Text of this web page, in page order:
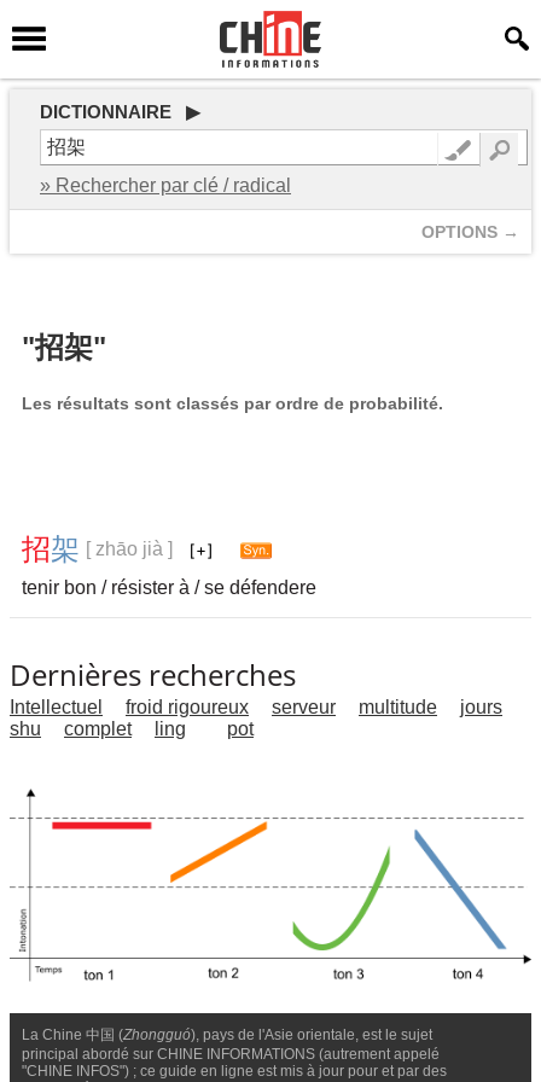
DICTIONNAIRE ▶
» Rechercher par clé / radical
OPTIONS →
"招架"
Les résultats sont classés par ordre de probabilité.
招架 [ zhāo jià ]
tenir bon / résister à / se défendere
Dernières recherches
Intellectuel froid rigoureux serveur multitude
jours
shu
complet ling pot
La Chine 中国 (Zhongguó), pays de l'Asie orientale, est le sujet
principal abordé sur CHINE INFORMATIONS (autrement appelé
"CHINE INFOS") ; ce guide en ligne est mis à jour pour et par des